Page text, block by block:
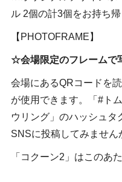
ル 2個の計3個をお持ち帰
【PHOTOFRAME】
☆会場限定のフレームで
会場にあるQRコードを
が使用できます。「#ト
ウリング」のハッシュタ
SNSに投稿してみません
「コクーン2」はこのあ